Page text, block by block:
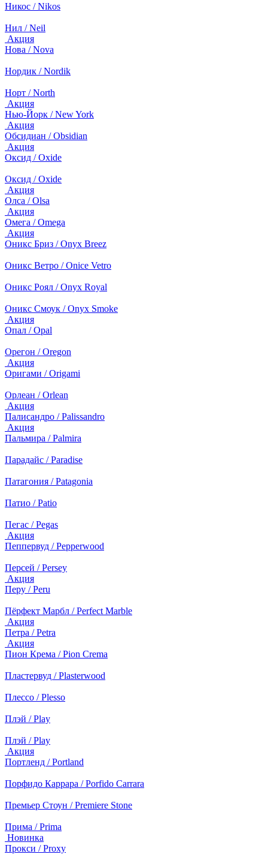
Никос / Nikos
Нил / Neil
Акция
Нова / Nova
Нордик / Nordik
Норт / North
Акция
Нью-Йорк / New York
Акция
Обсидиан / Obsidian
Акция
Оксид / Oxide
Оксид / Oxide
Акция
Олса / Olsa
Акция
Омега / Omega
Акция
Оникс Бриз / Onyx Breez
Оникс Ветро / Onice Vetro
Оникс Роял / Onyx Royal
Оникс Смоук / Onyx Smoke
Акция
Опал / Opal
Орегон / Oregon
Акция
Оригами / Origami
Орлеан / Orlean
Акция
Палисандро / Palissandro
Акция
Пальмира / Palmira
Парадайс / Paradise
Патагония / Patagonia
Патио / Patio
Пегас / Pegas
Акция
Пеппервуд / Pepperwood
Персей / Persey
Акция
Перу / Peru
Пёрфект Марбл / Perfect Marble
Акция
Петра / Petra
Акция
Пион Крема / Pion Crema
Пластервуд / Plasterwood
Плессо / Plesso
Плэй / Play
Плэй / Play
Акция
Портленд / Portland
Порфидо Каррара / Porfido Carrara
Премьер Стоун / Premiere Stone
Прима / Prima
Новинка
Прокси / Proxy